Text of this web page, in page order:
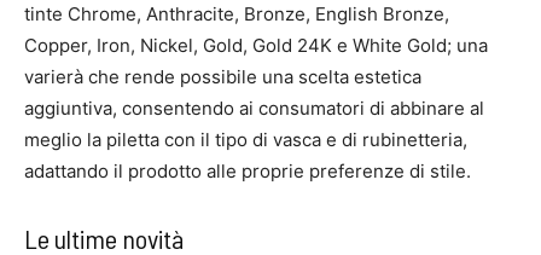
tinte Chrome, Anthracite, Bronze, English Bronze,
Copper, Iron, Nickel, Gold, Gold 24K e White Gold; una
varierà che rende possibile una scelta estetica
aggiuntiva, consentendo ai consumatori di abbinare al
meglio la piletta con il tipo di vasca e di rubinetteria,
adattando il prodotto alle proprie preferenze di stile.
Le ultime novità